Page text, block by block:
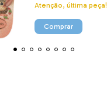
Atenção, última peça!
Comprar